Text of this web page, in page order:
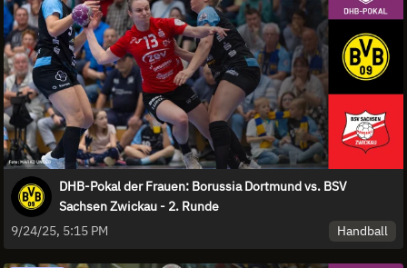
DHB-Pokal der Frauen: Borussia Dortmund vs. BSV
Sachsen Zwickau - 2. Runde
9/24/25, 5:15 PM
Handball